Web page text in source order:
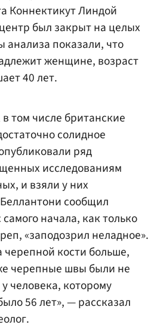
Коннектикут Линдой
был закрыт на целых
анализа показали, что
женщине, возраст
40 лет.
том числе британские
солидное
ряд
исследованиям
и взяли у них
сообщил
начала, как только
«заподозрил неладное».
кости больше,
черепные швы были не
человека, которому
56 лет», — рассказал